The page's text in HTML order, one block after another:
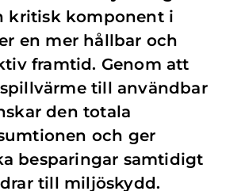
kritisk komponent i
en mer hållbar och
framtid. Genom att
till användbar
den totala
och ger
besparingar samtidigt
till miljöskydd.